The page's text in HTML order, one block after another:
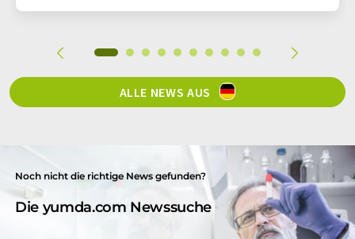
ALLE NEWS AUS
Noch nicht die richtige News gefunden?
Die yumda.com Newssuche